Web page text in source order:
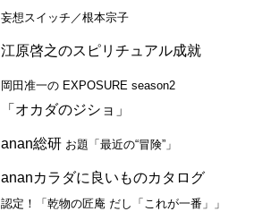
妄想スイッチ／根本宗子
江原啓之のスピリチュアル成就
岡田准一の EXPOSURE season2
「オカダのジショ」
anan総研 お題「最近の“冒険”」
ananカラダに良いものカタログ
認定！「乾物の匠庵 だし「これが一番」」